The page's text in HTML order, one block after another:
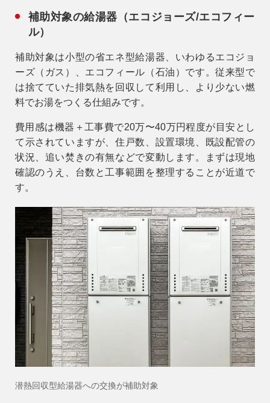
補助対象の給湯器（エコジョーズ/エコフィー
ル）
補助対象は小型の省エネ型給湯器、いわゆるエコジョ
ーズ（ガス）
エコフィール（石油） です。従来型で
は捨てていた排気熱を回収して利用し、より少ない燃
料でお湯をつくる仕組みです。
費用感は機器＋工事費で20万〜40万円程度が目安とし
て示されていますが、住戸数、設置環境、既設配管の
状況、追い焚きの有無などで変動します。まずは現地
確認のうえ、台数と工事範囲を整理することが近道で
す。
潜熱回収型給湯器への交換が補助対象